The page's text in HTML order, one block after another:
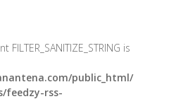
FILTER_SANITIZE_STRING is
public_html/
feedzy-rss-